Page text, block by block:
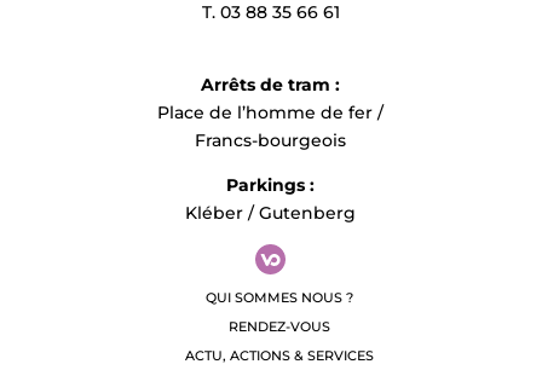
T. 03 88 35 66 61
Arrêts de tram :
Place de l’homme de fer /
Francs-bourgeois
Parkings :
Kléber / Gutenberg
QUI SOMMES NOUS ?
RENDEZ-VOUS
ACTU, ACTIONS & SERVICES